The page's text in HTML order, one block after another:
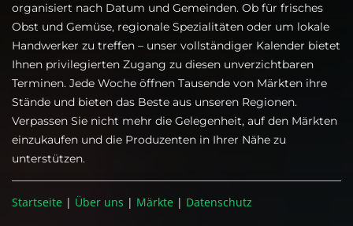
organisiert nach Datum und Gemeinden. Ob für frisches
Obst und Gemüse, regionale Spezialitäten oder um lokale
Handwerker zu treffen – unser vollständiger Kalender bietet
Ihnen privilegierten Zugang zu diesen unverzichtbaren
Terminen. Jede Woche öffnen Tausende von Märkten ihre
Stände und bieten das Beste aus unseren Regionen.
Verpassen Sie nicht mehr die Gelegenheit, auf den Märkten
einzukaufen und die Produzenten in Ihrer Nähe zu
unterstützen.
Startseite | Über uns | Märkte | Datenschutz